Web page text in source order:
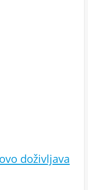
doživljava